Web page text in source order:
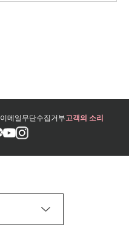
이메일무단수집거부고객의 소리